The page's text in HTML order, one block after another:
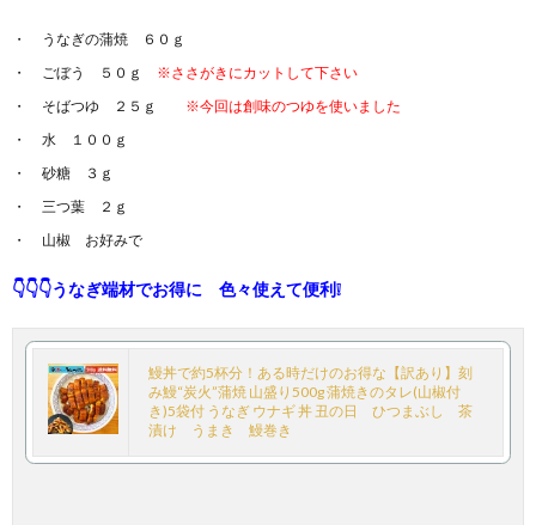
うなぎの蒲焼 ６０ｇ
ごぼう ５０ｇ
※ささがきにカットして下さい
そばつゆ ２５ｇ ※今回は創味のつゆを使いました
水 １００ｇ
砂糖 ３ｇ
三つ葉 ２ｇ
山椒 お好みで
👇👇👇うなぎ端材でお得に 色々使えて便利❕
鰻丼で約5杯分！ある時だけのお得な【訳あり】刻
み鰻“炭火”蒲焼 山盛り500g 蒲焼きのタレ(山椒付
き)5袋付 うなぎ ウナギ 丼 丑の日 ひつまぶし 茶
漬け うまき 鰻巻き